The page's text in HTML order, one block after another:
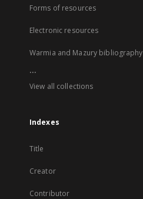
Forms of resources
Electronic resources
Warmia and Mazury bibliography
...
View all collections
Indexes
Title
Creator
Contributor